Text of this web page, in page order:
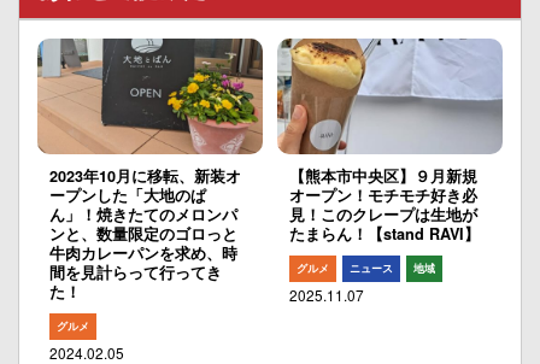
2023年10月に移転、新装オ
ープンした「大地のぱ
ん」！焼きたてのメロンパ
ンと、数量限定のゴロっと
牛肉カレーパンを求め、時
間を見計らって行ってき
た！
グルメ
2024.02.05
【熊本市中央区】９月新規
オープン！モチモチ好き必
見！このクレープは生地が
たまらん！【stand RAVI】
グルメ ニュース 地域
2025.11.07